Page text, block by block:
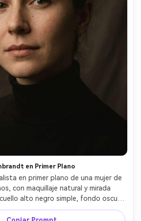
en Primer Plano
en primer plano de una mujer de
con maquillaje natural y mirada
alto negro simple, fondo oscuro
Rembrandt clásica con un
a la izquierda de la cámara creando